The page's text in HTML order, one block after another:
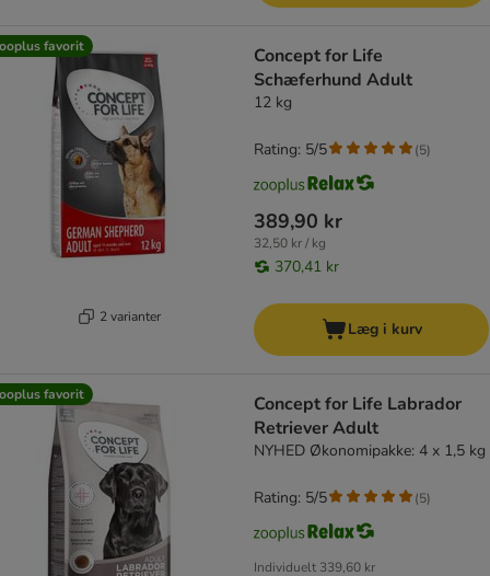
favorit
2 varianter
Concept for Life
Schæferhund Adult
12 kg
389,90 kr
32,50 kr / kg
370,41 kr
Rating: 5/5 (5)
Læg i kurv
favorit
Concept for Life Labrador
Retriever Adult
NYHED Økonomipakke: 4 x 1,5 kg
Individuelt 339,60 kr
Rating: 5/5 (5)